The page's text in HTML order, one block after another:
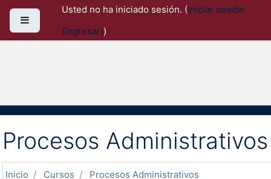
Saltar al contenido principalUsted no ha iniciado sesión. (Iniciar sesión
(ingresar))
Procesos Administrativos
Inicio Cursos Procesos Administrativos